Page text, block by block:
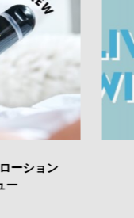
ーション
ー